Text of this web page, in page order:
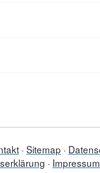
Sitemap
Impressum